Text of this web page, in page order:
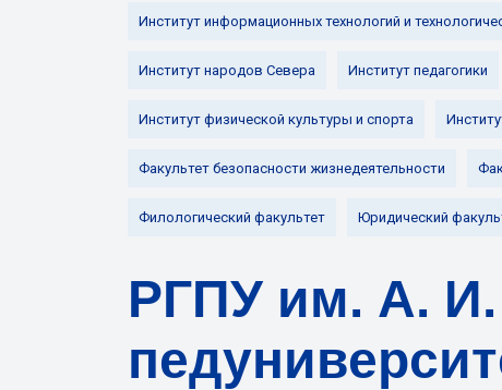
Институт информационных технологий и
Институт народов Севера Институт педагогики
Институт физической культуры и спорта
Факультет безопасности жизнедеятельности
Филологический факультет Юридический
РГПУ им. А. И.